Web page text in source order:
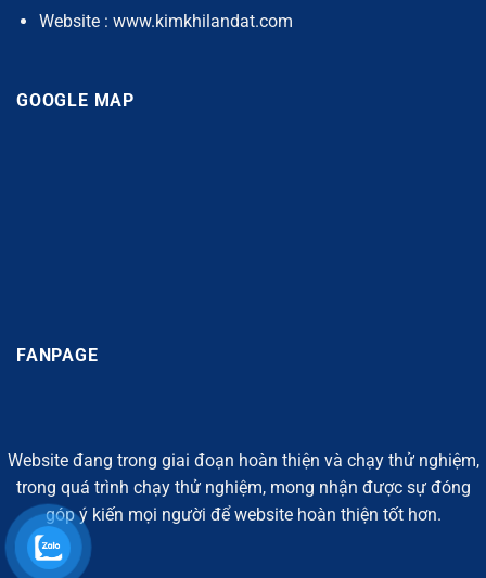
Website : www.kimkhilandat.com
GOOGLE MAP
FANPAGE
Website đang trong giai đoạn hoàn thiện và chạy thử nghiệm,
trong quá trình chạy thử nghiệm, mong nhận được sự đóng
góp ý kiến mọi người để website hoàn thiện tốt hơn.